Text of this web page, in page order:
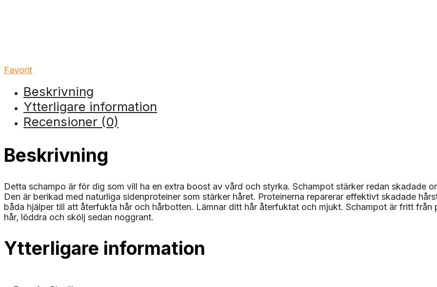
Favorit
Beskrivning
Ytterligare information
Recensioner (0)
Beskrivning
Detta schampo är för dig som vill ha en extra boost av vård och styrka. Schampot stärker redan skadade
Den är berikad med naturliga sidenproteiner som stärker håret. Proteinerna reparerar effektivt skadade
båda hjälper till att återfukta hår och hårbotten. Lämnar ditt hår återfuktat och mjukt. Schampot är fritt
hår, löddra och skölj sedan noggrant.
Ytterligare information